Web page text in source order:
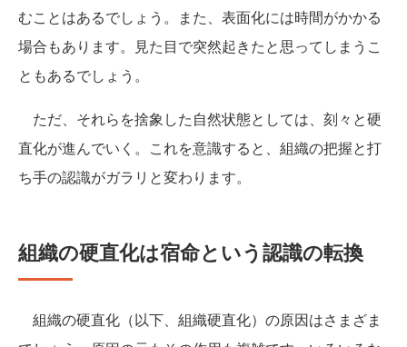
むことはあるでしょう。また、表面化には時間がかかる
場合もあります。見た目で突然起きたと思ってしまうこ
ともあるでしょう。
ただ、それらを捨象した自然状態としては、刻々と硬
直化が進んでいく。これを意識すると、組織の把握と打
ち手の認識がガラリと変わります。
組織の硬直化は宿命という認識の転換
組織の硬直化（以下、組織硬直化）の原因はさまざま